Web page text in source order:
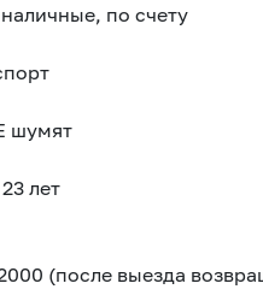
по счету
шумят
лет
(после выезда